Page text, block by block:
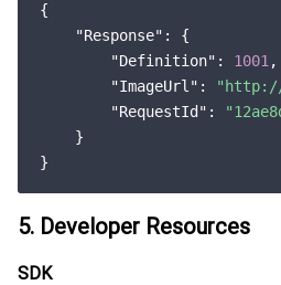
{
"Response" : {
"Definition" : 1001 ,
"ImageUrl" :
"http://
"RequestId" :
    }
5. Developer Resources
SDK